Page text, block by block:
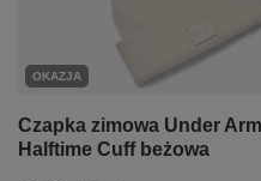
OKAZJA
Czapka zimowa Under
Halftime Cuff beżowa